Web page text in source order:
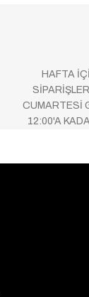
HAFTA
CUMARTESİ
12:00'A